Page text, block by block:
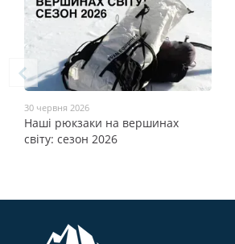
30 червня 2026
Наші рюкзаки на вершинах
світу: сезон 2026